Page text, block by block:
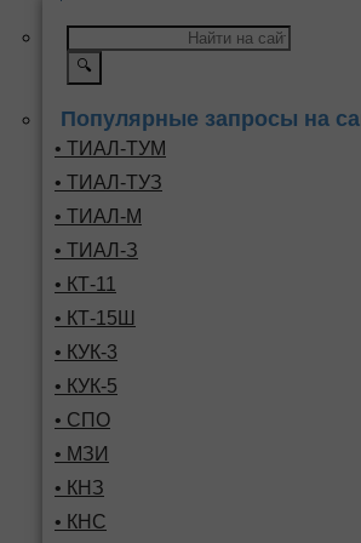
🔍
Популярные запросы на
• ТИАЛ-ТУМ
• ТИАЛ-ТУЗ
• ТИАЛ-М
• ТИАЛ-З
• КТ-11
• КТ-15Ш
• КУК-3
• КУК-5
• СПО
• МЗИ
• КНЗ
• КНС